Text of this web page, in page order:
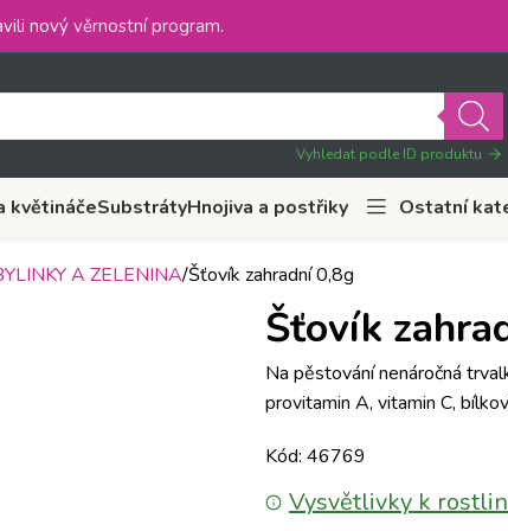
nový věrnostní program.
Vyhledat podle ID produktu
květináčeSubstrátyHnojiva a postřiky Ostatní
A ZELENINA Šťovík zahradní 0,8g
Šťovík
Na pěstování nenáročná
provitamin A, vitamin C,
Kód: 46769
Vysvětlivky k